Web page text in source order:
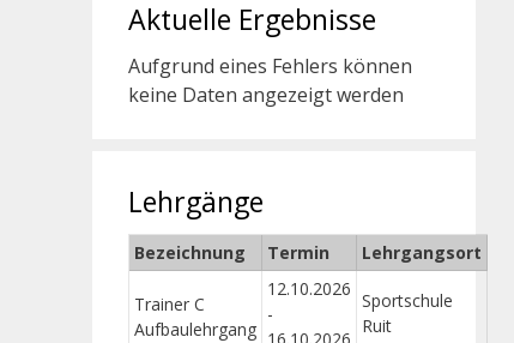
Aktuelle Ergebnisse
Aufgrund eines Fehlers können
keine Daten angezeigt werden
Lehrgänge
Bezeichnung Termin Lehrgangsort
Trainer C
Aufbaulehrgang
12.10.2026
-
16.10.2026
Sportschule
Ruit